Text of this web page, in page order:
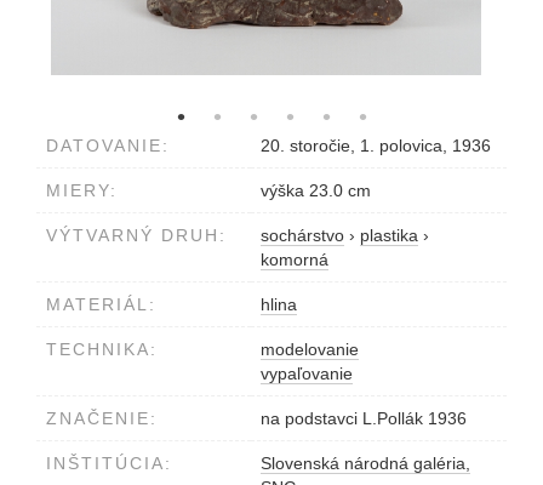
DATOVANIE: 20. storočie, 1. polovica, 1936
MIERY: výška 23.0 cm
VÝTVARNÝ DRUH: sochárstvo › plastika ›
komorná
MATERIÁL: hlina
TECHNIKA:
modelovanie
vypaľovanie
ZNAČENIE: na podstavci L.Pollák 1936
INŠTITÚCIA:
Slovenská národná galéria,